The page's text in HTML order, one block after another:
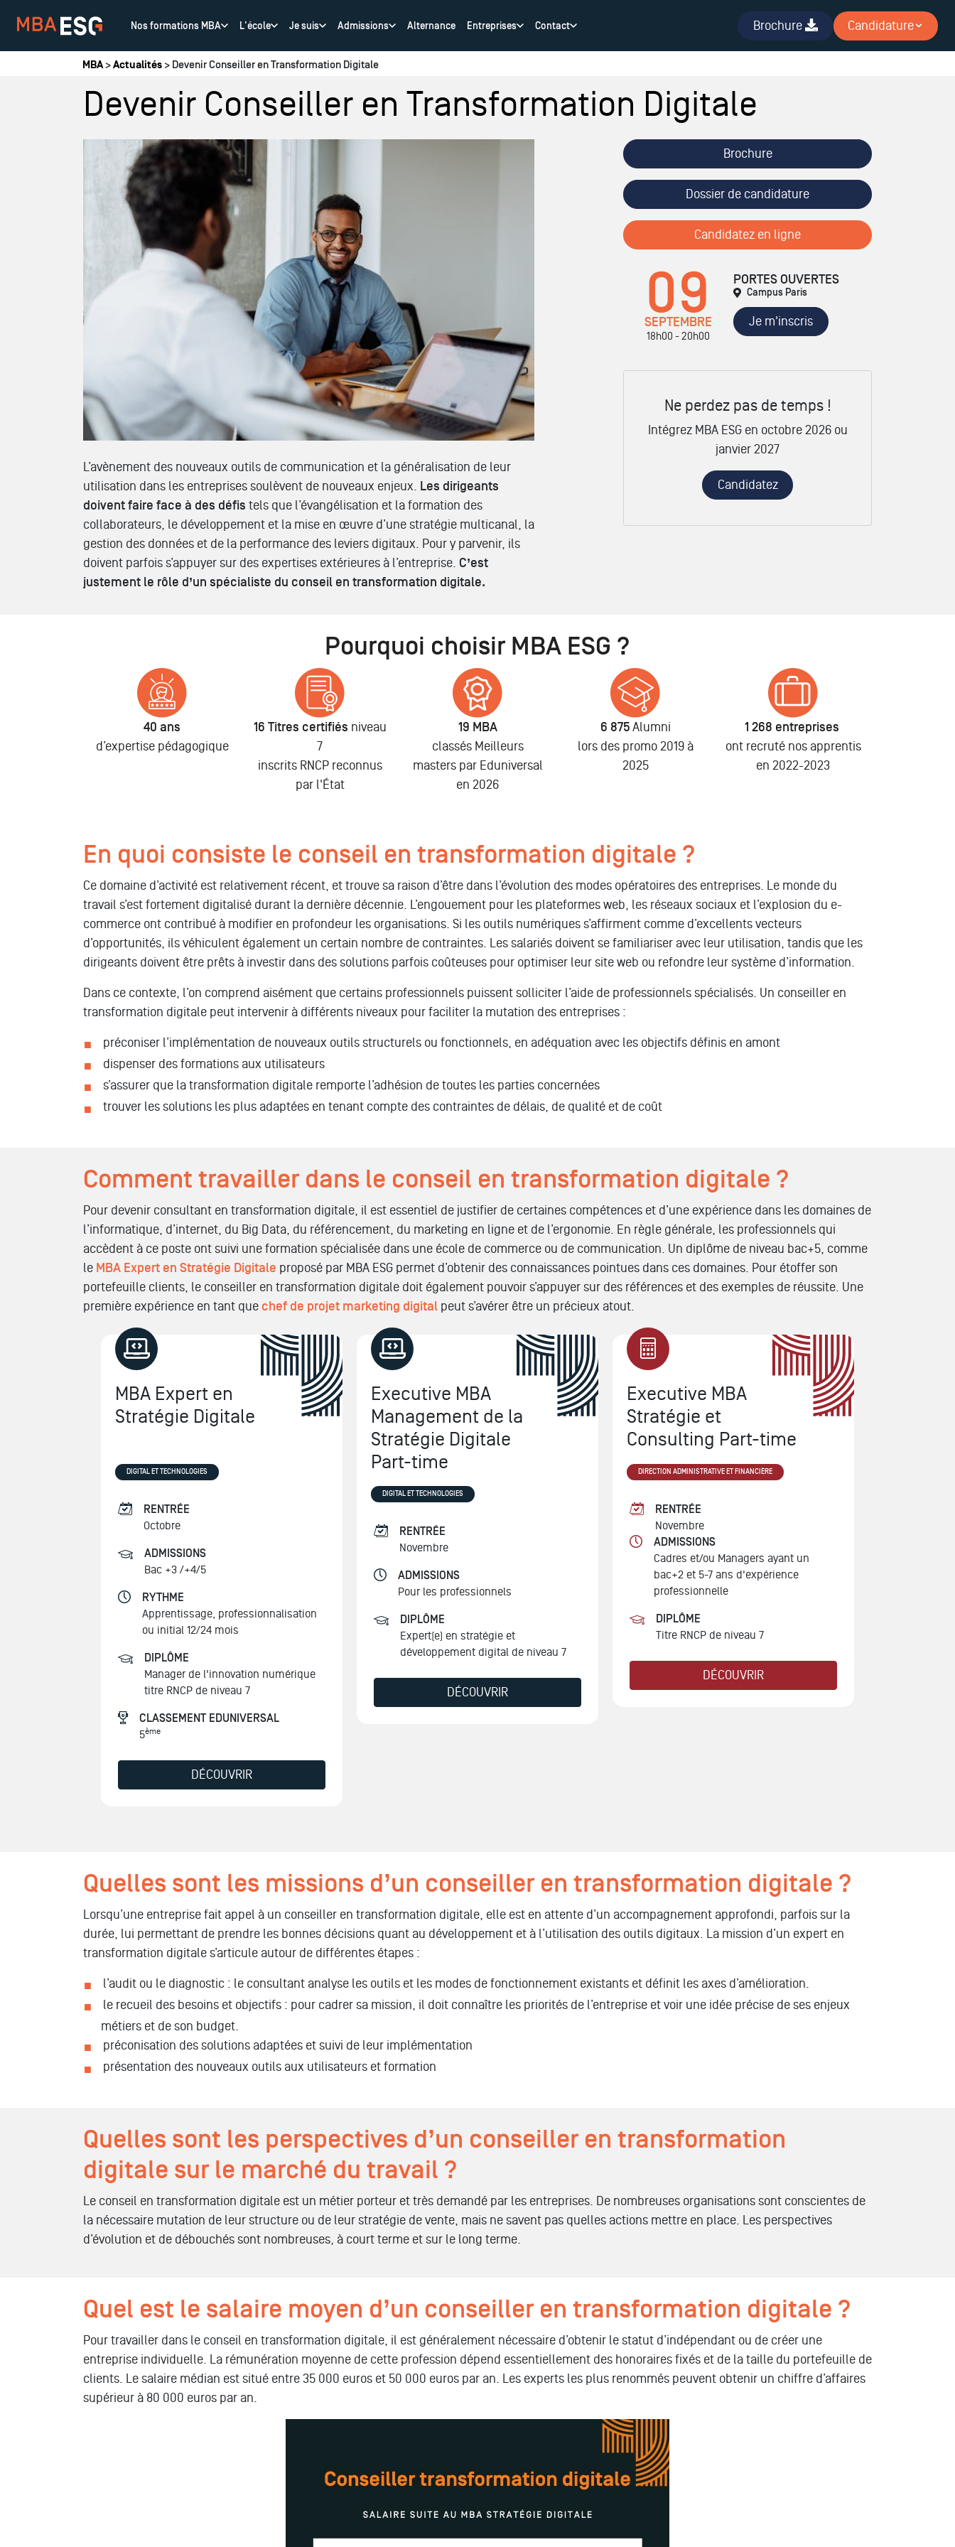
Vous êtes ici
MBA>Actualités > Devenir Conseiller en Transformation Digitale
Devenir Conseiller en Transformation Digitale
L’avènement des nouveaux outils de communication et la généralisation de leur
utilisation dans les entreprises soulèvent de nouveaux enjeux. Les dirigeants
doivent faire face à des défis tels que l’évangélisation et la formation des
collaborateurs, le développement et la mise en œuvre d’une stratégie multicanal, la
gestion des données et de la performance des leviers digitaux. Pour y parvenir, ils
doivent parfois s’appuyer sur des expertises extérieures à l’entreprise. C’est
justement le rôle d’un spécialiste du conseil en transformation digitale.
Brochure
Dossier de candidature
Candidatez en ligne
09
SEPTEMBRE
18h00 - 20h00
PORTES OUVERTES
Campus Paris
Je m'inscris
Ne perdez pas de temps !
Intégrez MBA ESG en octobre 2026 ou
janvier 2027
Candidatez
Pourquoi choisir MBA ESG ?
40 ans
d’expertise pédagogique
16 Titres certifiés niveau
7
inscrits RNCP reconnus
par l'État
19 MBA
classés Meilleurs
masters par Eduniversal
en 2026
6 875 Alumni
lors des promo 2019 à
2025
1 268 entreprises
ont recruté nos apprentis
en 2022-2023
En quoi consiste le conseil en transformation digitale ?
Ce domaine d’activité est relativement récent, et trouve sa raison d’être dans l’évolution des modes opératoires des entreprises. Le monde du
travail s’est fortement digitalisé durant la dernière décennie. L’engouement pour les plateformes web, les réseaux sociaux et l’explosion du e-
commerce ont contribué à modifier en profondeur les organisations. Si les outils numériques s’affirment comme d’excellents vecteurs
d’opportunités, ils véhiculent également un certain nombre de contraintes. Les salariés doivent se familiariser avec leur utilisation, tandis que les
dirigeants doivent être prêts à investir dans des solutions parfois coûteuses pour optimiser leur site web ou refondre leur système d’information.
Dans ce contexte, l’on comprend aisément que certains professionnels puissent solliciter l’aide de professionnels spécialisés. Un conseiller en
transformation digitale peut intervenir à différents niveaux pour faciliter la mutation des entreprises :
préconiser l’implémentation de nouveaux outils structurels ou fonctionnels, en adéquation avec les objectifs définis en amont
dispenser des formations aux utilisateurs
s’assurer que la transformation digitale remporte l’adhésion de toutes les parties concernées
trouver les solutions les plus adaptées en tenant compte des contraintes de délais, de qualité et de coût
Comment travailler dans le conseil en transformation digitale ?
Pour devenir consultant en transformation digitale, il est essentiel de justifier de certaines compétences et d’une expérience dans les domaines de
l’informatique, d’internet, du Big Data, du référencement, du marketing en ligne et de l’ergonomie. En règle générale, les professionnels qui
accèdent à ce poste ont suivi une formation spécialisée dans une école de commerce ou de communication. Un diplôme de niveau bac+5, comme
le MBA Expert en Stratégie Digitale proposé par MBA ESG permet d’obtenir des connaissances pointues dans ces domaines. Pour étoffer son
portefeuille clients, le conseiller en transformation digitale doit également pouvoir s’appuyer sur des références et des exemples de réussite. Une
première expérience en tant que chef de projet marketing digital peut s’avérer être un précieux atout.
MBA Expert en
Stratégie Digitale
DIGITAL ET TECHNOLOGIES
RENTRÉE
Octobre
ADMISSIONS
Bac +3 /+4/5
RYTHME
Apprentissage, professionnalisation
ou initial 12/24 mois
DIPLÔME
Manager de l'innovation numérique
titre RNCP de niveau 7
CLASSEMENT EDUNIVERSAL
5ème
DÉCOUVRIR
Executive MBA
Management de la
Stratégie Digitale
Part-time
DIGITAL ET TECHNOLOGIES
RENTRÉE
Novembre
ADMISSIONS
Pour les professionnels
DIPLÔME
Expert(e) en stratégie et
développement digital de niveau 7
DÉCOUVRIR
Executive MBA
Stratégie et
Consulting Part-time
DIRECTION ADMINISTRATIVE ET FINANCIÈRE
RENTRÉE
Novembre
ADMISSIONS
Cadres et/ou Managers ayant un
bac+2 et 5-7 ans d'expérience
professionnelle
DIPLÔME
Titre RNCP de niveau 7
DÉCOUVRIR
Quelles sont les missions d’un conseiller en transformation digitale ?
Lorsqu’une entreprise fait appel à un conseiller en transformation digitale, elle est en attente d’un accompagnement approfondi, parfois sur la
durée, lui permettant de prendre les bonnes décisions quant au développement et à l’utilisation des outils digitaux. La mission d’un expert en
transformation digitale s’articule autour de différentes étapes :
l’audit ou le diagnostic : le consultant analyse les outils et les modes de fonctionnement existants et définit les axes d’amélioration.
le recueil des besoins et objectifs : pour cadrer sa mission, il doit connaître les priorités de l’entreprise et voir une idée précise de ses enjeux
métiers et de son budget.
préconisation des solutions adaptées et suivi de leur implémentation
présentation des nouveaux outils aux utilisateurs et formation
Quelles sont les perspectives d’un conseiller en transformation
digitale sur le marché du travail ?
Le conseil en transformation digitale est un métier porteur et très demandé par les entreprises. De nombreuses organisations sont conscientes de
la nécessaire mutation de leur structure ou de leur stratégie de vente, mais ne savent pas quelles actions mettre en place. Les perspectives
d’évolution et de débouchés sont nombreuses, à court terme et sur le long terme.
Quel est le salaire moyen d’un conseiller en transformation digitale ?
Pour travailler dans le conseil en transformation digitale, il est généralement nécessaire d’obtenir le statut d’indépendant ou de créer une
entreprise individuelle. La rémunération moyenne de cette profession dépend essentiellement des honoraires fixés et de la taille du portefeuille de
clients. Le salaire médian est situé entre 35 000 euros et 50 000 euros par an. Les experts les plus renommés peuvent obtenir un chiffre d’affaires
supérieur à 80 000 euros par an.
Nos formations MBA L'école Je suis Admissions Alternance Entreprises Contact Brochure Candidature